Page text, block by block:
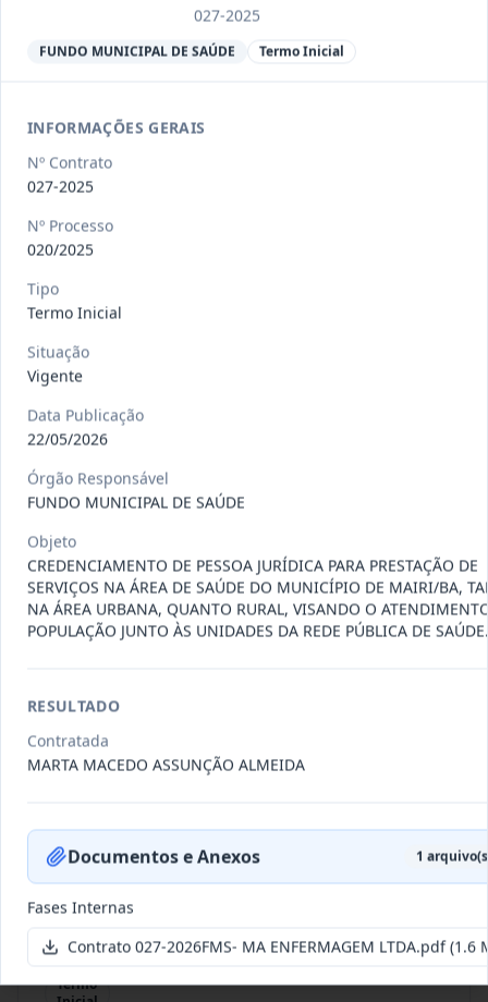
Termo
contrato a contratação de emp
Situação
012-
2023
Termo
Inicial
para apresentação musi
011-
Termo
Inicial
Contratação de empresa especializada
Situação : Encerrado Data:04/08/2026 Ver detalhes
010-
2023
Termo
Constitui o objeto do presente
Situação: Encerrado Data:03/08/2026 Ver detalhes
2023
Termo
prestação de serviços de...
027-2025
FUNDO MUNICIPAL DE SAÚDE Termo Inicial
INFORMAÇÕES GERAIS
Nº Contrato
027-2025
Nº Processo
020/2025
Tipo
Termo Inicial
Situação
Vigente
Data Publicação
22/05/2026
Órgão Responsável
FUNDO MUNICIPAL DE SAÚDE
Objeto
CREDENCIAMENTO DE PESSOA JURÍDICA PARA PRESTAÇÃO DE
SERVIÇOS NA ÁREA DE SAÚDE DO MUNICÍPIO DE MAIRI/BA,
NA ÁREA URBANA, QUANTO RURAL, VISANDO O
POPULAÇÃO JUNTO ÀS UNIDADES DA REDE PÚBLICA DE SAÚDE.
RESULTADO
Contratada
MARTA MACEDO ASSUNÇÃO ALMEIDA
Documentos e Anexos 1
Fases Internas
Contrato 027-2026FMS- MA ENFERMAGEM LTDA.pdf(1.6